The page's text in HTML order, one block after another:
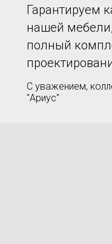
Гарантируем
нашей
полный
С уважением,
"Ариус"